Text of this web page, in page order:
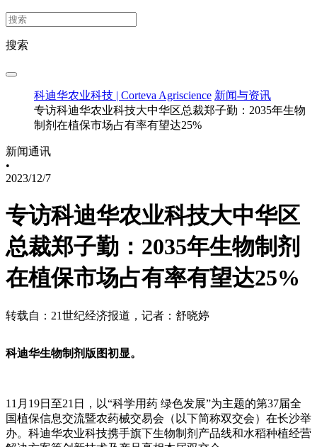
搜索
科迪华农业科技 | Corteva Agriscience 新闻与资讯
专访科迪华农业科技大中华区总裁郑子勤：2035年生物
制剂在植保市场占有率有望达25%
新闻通讯
•
2023/12/7
专访科迪华农业科技大中华区
总裁郑子勤：2035年生物制剂
在植保市场占有率有望达25%
转载自：21世纪经济报道，记者：舒晓婷
科迪华生物制剂版图初显。
11月19日至21日，以“科学用药 绿色发展”为主题的第37届全
国植保信息交流暨农药械交易会（以下简称双交会）在长沙举
办。科迪华农业科技携手旗下生物制剂产品线和水稻种植经营